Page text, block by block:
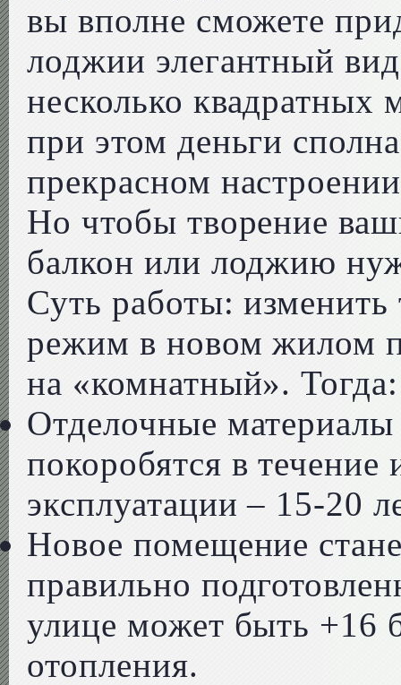
вы вполне сможете
лоджии элегантный
несколько
при этом деньги
прекрасном
Но чтобы творение
балкон или лоджию
Суть работы:
режим в новом жилом
на «комнатный». Тогда:
Отделочные
покоробятся в течение
эксплуатации – 15-20
Новое помещение
правильно
улице может быть +16
отопления.